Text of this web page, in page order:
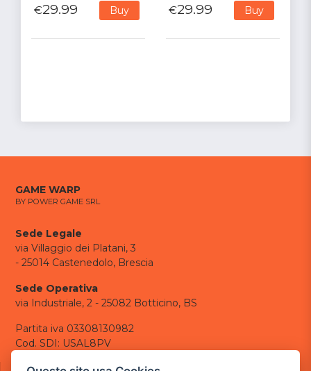
€29.99 Buy €29.99 Buy
GAME WARP
BY POWER GAME SRL
Sede Legale
via Villaggio dei Platani, 3
- 25014 Castenedolo, Brescia
Sede Operativa
via Industriale, 2 - 25082 Botticino, BS
Partita iva 03308130982
Cod. SDI: USAL8PV
CONTATTI